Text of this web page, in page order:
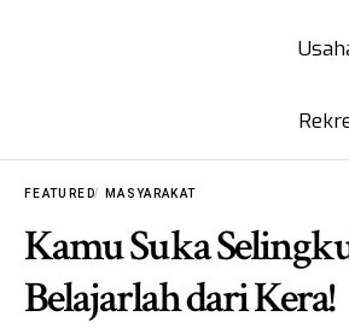
FEATURED MASYARAKAT
Kamu Suka
Belajarlah dari Kera!